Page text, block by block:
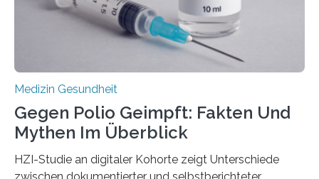
Medulloblastoms gefunden. Die Wilhelm Sander-
Stiftung unterstützte das Projekt…
Medizin Gesundheit
Gegen Polio Geimpft: Fakten Und
Mythen Im Überblick
HZI-Studie an digitaler Kohorte zeigt Unterschiede